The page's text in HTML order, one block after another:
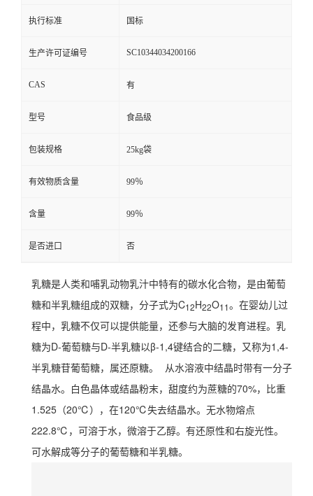
执行标准 国标
生产许可证编号 SC10344034200166
CAS 有
型号 食品级
包装规格 25kg袋
有效物质含量 99％
含量 99％
是否进口 否
乳糖是人类和哺乳动物乳汁中特有的碳水化合物，是由葡萄
糖和半乳糖组成的双糖，分子式为C12H22O11。在婴幼儿过
程中，乳糖不仅可以提供能量，还参与大脑的发育进程。 乳
糖为D-葡萄糖与D-半乳糖以β-1,4键结合的二糖，又称为1,4-
半乳糖苷葡萄糖，属还原糖。
从水溶液中结晶时带有一分子
结晶水。 白色晶体或结晶粉末，甜度约为蔗糖的70%，比重
1.525（20℃），在120℃失去结晶水。无水物熔点
222.8℃，可溶于水，微溶于乙醇。有还原性和右旋光性。
可水解成等分子的葡萄糖和半乳糖。